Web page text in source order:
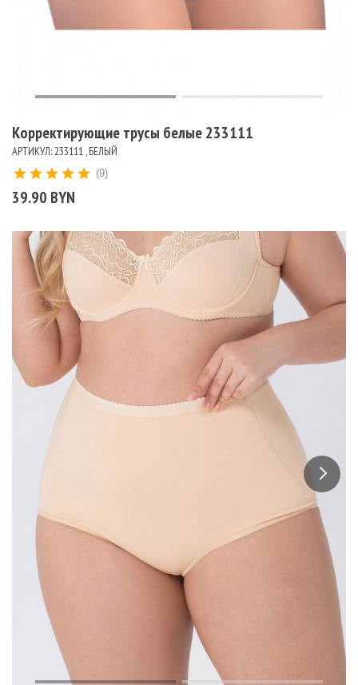
Корректирующие трусы белые 233111
АРТИКУЛ: 233111 , БЕЛЫЙ
39.90 BYN
(9)